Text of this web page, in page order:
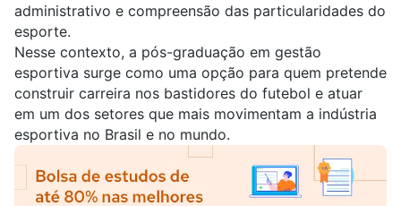
administrativo e compreensão das particularidades do
esporte.
Nesse contexto, a pós-graduação em gestão
esportiva surge como uma opção para quem pretende
construir carreira nos bastidores do futebol e atuar
em um dos setores que mais movimentam a indústria
esportiva no Brasil e no mundo.